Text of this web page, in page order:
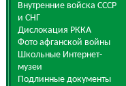
Внутренние войска СССР
и СНГ
Дислокация РККА
Фото афганской войны
Школьные Интернет-
музеи
Подлинные документы